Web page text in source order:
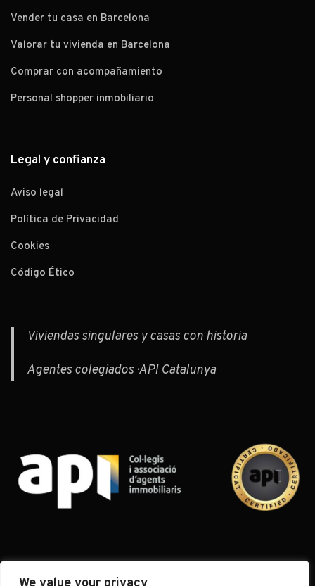
Vender tu casa en Barcelona
Valorar tu vivienda en Barcelona
Comprar con acompañamiento
Personal shopper inmobiliario
Legal y confianza
Aviso legal
Política de Privacidad
Cookies
Código Ético
Viviendas singulares y casas con historia
Agentes colegiados · API Catalunya